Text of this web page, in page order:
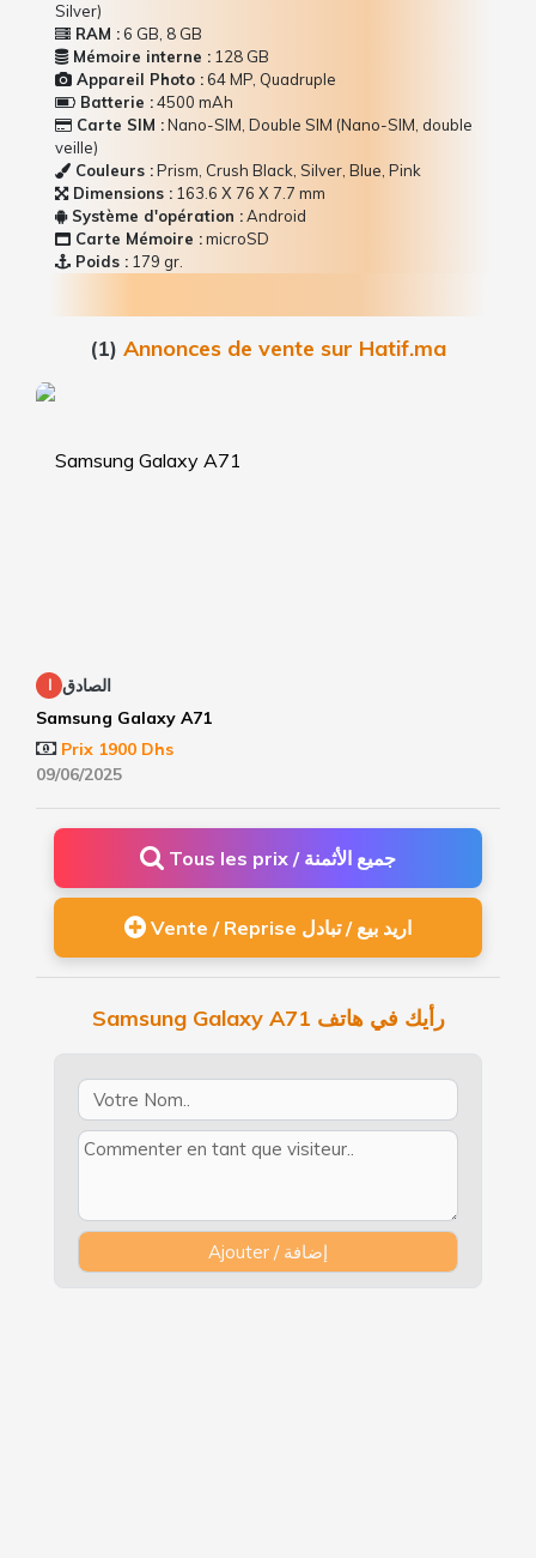
Silver)
RAM :6 GB, 8 GB
Mémoire interne : 128 GB
Appareil Photo :64 MP, Quadruple
Batterie :4500 mAh
Carte SIM :Nano-SIM, Double SIM (Nano-SIM, double
veille)
Couleurs :Prism, Crush Black, Silver, Blue, Pink
Dimensions : 163.6 Х 76 Х 7.7 mm
Système d'opération :Android
Carte Mémoire :microSD
Poids : 179 gr.
(1) Annonces de vente sur Hatif.ma
ا
الصادق
Samsung Galaxy A71
Prix 1900 Dhs
09/06/2025
Tous les prix / جميع الأثمنة
Vente / Reprise اريد بيع / تبادل
Samsung Galaxy A71 رأيك في هاتف